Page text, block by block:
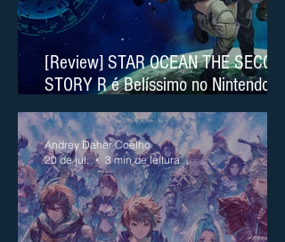
[Review] STAR OCEAN THE SECOND
STORY R é Belíssimo no Nintendo
Switch 2
Andrey Daher Coelho
20 de jul.
3 min de leitura